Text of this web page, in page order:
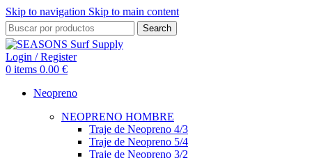
Skip to navigation Skip to main content
Search
Login / Register
0 items 0.00 €
Neopreno
NEOPRENO HOMBRE
Traje de Neopreno 4/3
Traje de Neopreno 5/4
Traje de Neopreno 3/2